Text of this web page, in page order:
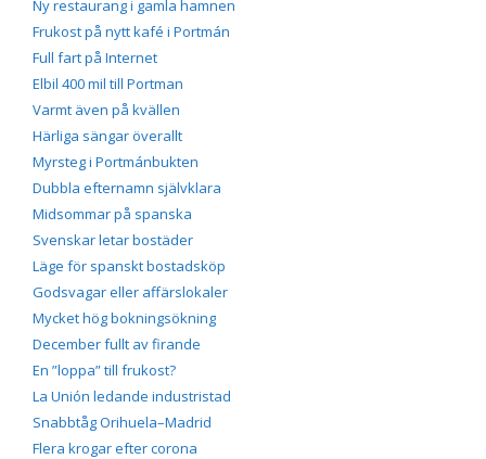
Ny restaurang i gamla hamnen
Frukost på nytt kafé i Portmán
Full fart på Internet
Elbil 400 mil till Portman
Varmt även på kvällen
Härliga sängar överallt
Myrsteg i Portmánbukten
Dubbla efternamn självklara
Midsommar på spanska
Svenskar letar bostäder
Läge för spanskt bostadsköp
Godsvagar eller affärslokaler
Mycket hög bokningsökning
December fullt av firande
En ”loppa” till frukost?
La Unión ledande industristad
Snabbtåg Orihuela–Madrid
Flera krogar efter corona